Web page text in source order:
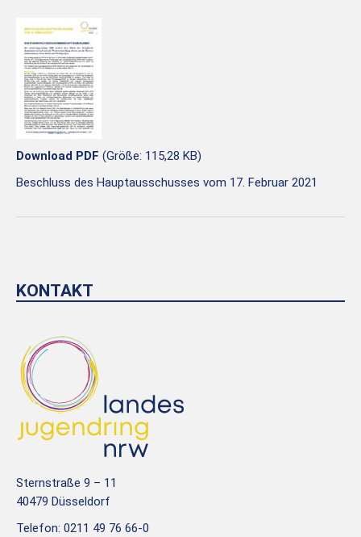
Download PDF (Größe: 115,28 KB)
Beschluss des Hauptausschusses vom 17. Februar 2021
KONTAKT
Sternstraße 9 – 11
40479 Düsseldorf
Telefon: 0211 49 76 66-0